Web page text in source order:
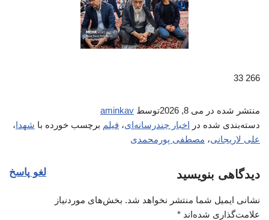
266 33
منتشر شده در می 8, 2026 توسط aminkav
دسته‌بندی شده در اخبار چندرسانه‌ای، فیلم برچسب خورده با شهدا،
علی لاریجانی، مصطفی پورمحمدی
دیدگاهی بنویسید لغو پاسخ
نشانی ایمیل شما منتشر نخواهد شد. بخش‌های موردنیاز
علامت‌گذاری شده‌اند *